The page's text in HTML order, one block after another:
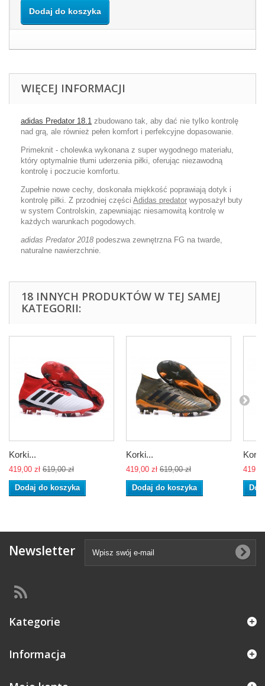
Dodaj do koszyka
WIĘCEJ INFORMACJI
adidas Predator 18.1 zbudowano tak, aby dać nie tylko kontrolę
nad grą, ale również pełen komfort i perfekcyjne dopasowanie.
Primeknit - cholewka wykonana z super wygodnego materiału,
który optymalnie tłumi uderzenia piłki, oferując niezawodną
kontrolę i poczucie komfortu.
Zupełnie nowe cechy, doskonała miękkość poprawiają dotyk i
kontrolę piłki. Z przodniej części Adidas predator wyposażył buty
w system Controlskin, zapewniając niesamowitą kontrolę w
każdych warunkach pogodowych.
adidas Predator 2018 podeszwa zewnętrzna FG na twarde,
naturalne nawierzchnie.
18 INNYCH PRODUKTÓW W TEJ SAMEJ
KATEGORII:
Korki...
419,00 zł 619,00 zł
Dodaj do koszyka
Korki...
419,00 zł 619,00 zł
Dodaj do koszyka
Newsletter
Kategorie
Informacja